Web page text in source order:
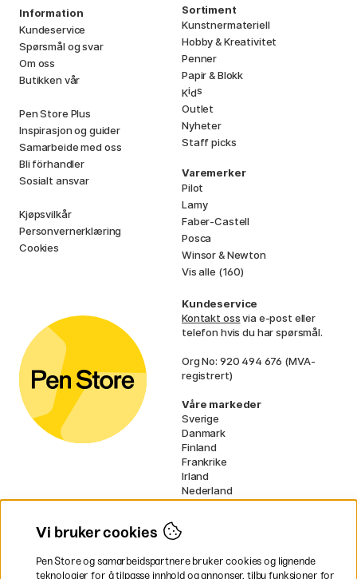
Information
Kundeservice
Spørsmål og svar
Om oss
Butikken vår
Pen Store Plus
Inspirasjon og guider
Samarbeide med oss
Bli förhandler
Sosialt ansvar
Kjøpsvilkår
Personvernerklæring
Cookies
Sortiment
Kunstnermateriell
Hobby & Kreativitet
Penner
Papir & Blokk
Kids
Outlet
Nyheter
Staff picks
Varemerker
Pilot
Lamy
Faber-Castell
Posca
Winsor & Newton
Vis alle (160)
Kundeservice
Kontakt ossvia e-post eller
telefon hvis du har spørsmål.
Org No: 920 494 676 (MVA-
registrert)
Våre markeder
Sverige
Danmark
Finland
Frankrike
Irland
Nederland
Tyskland
* Spesifikkefraktvilkårgjelder for
Vi bruker cookies
Pen Store og samarbeidspartnere bruker cookies og lignende
teknologier for å tilpasse innhold og annonser, tilby funksjoner for